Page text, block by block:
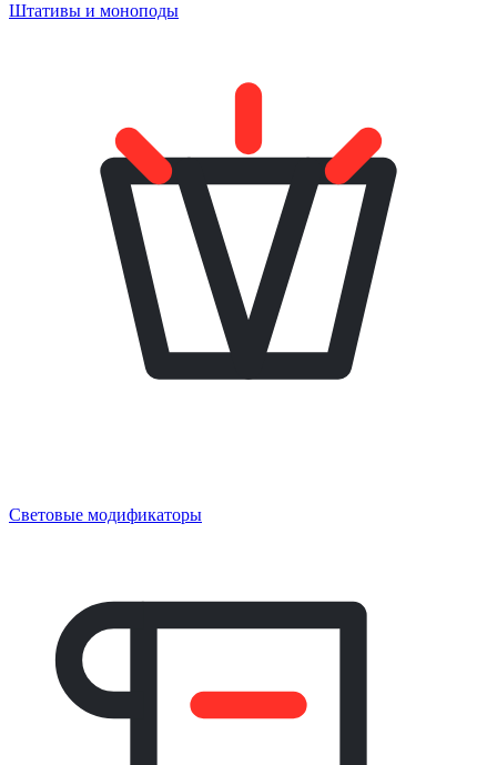
Штативы и моноподы
Световые модификаторы